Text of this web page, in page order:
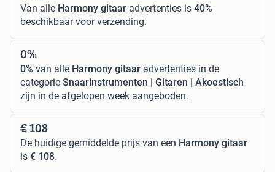
Van alle Harmony gitaar advertenties is 40%
beschikbaar voor verzending.
0%
0% van alle Harmony gitaar advertenties in de
categorie Snaarinstrumenten | Gitaren | Akoestisch
zijn in de afgelopen week aangeboden.
€ 108
De huidige gemiddelde prijs van een Harmony gitaar
is € 108.